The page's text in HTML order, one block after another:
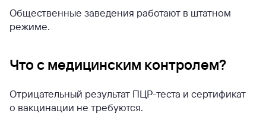
Общественные заведения работают в штатном
режиме.
Что с медицинским контролем?
Отрицательный результат ПЦР-теста и сертификат
о вакцинации не требуются.